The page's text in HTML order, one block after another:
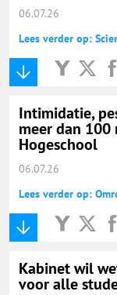
06.07.26
Lees verder op:
Intimidatie,
meer dan 100
Hogeschool
06.07.26
Lees verder op:
Kabinet wil
voor alle